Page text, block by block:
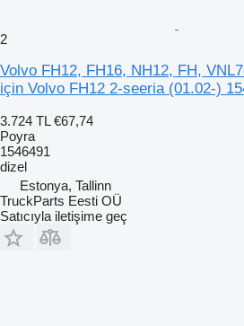
2
Volvo FH12, FH16, NH12, FH,
için Volvo FH12 2-seeria (01.02-)
3.724 TL €67,74
Poyra
1546491
dizel
Estonya, Tallinn
TruckParts Eesti OÜ
Satıcıyla iletişime geç